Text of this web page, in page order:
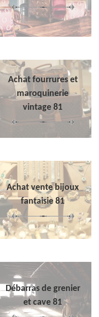
Achat fourrures et
maroquinerie
vintage 81
Achat vente bijoux
fantaisie 81
Débarras de grenier
et cave 81